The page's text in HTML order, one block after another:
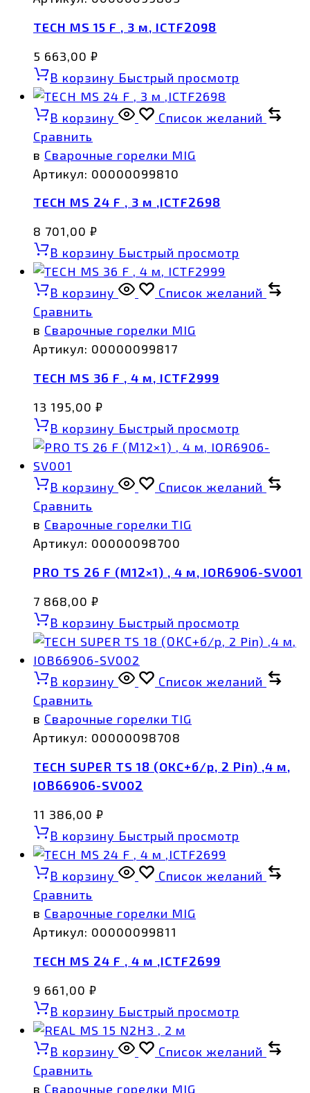
TECH MS 15 F , 3 м, ICTF2098
5 663,00 ₽
В корзину Быстрый просмотр
В корзину
Список желаний
Сравнить
в Сварочные горелки MIG
Артикул: 00000099810
TECH MS 24 F , 3 м ,ICTF2698
8 701,00 ₽
В корзину Быстрый просмотр
В корзину
Список желаний
Сравнить
в Сварочные горелки MIG
Артикул: 00000099817
TECH MS 36 F , 4 м, ICTF2999
13 195,00 ₽
В корзину Быстрый просмотр
В корзину
Список желаний
Сравнить
в Сварочные горелки TIG
Артикул: 00000098700
PRO TS 26 F (М12×1) , 4 м, IOR6906-SV001
7 868,00 ₽
В корзину Быстрый просмотр
В корзину
Список желаний
Сравнить
в Сварочные горелки TIG
Артикул: 00000098708
TECH SUPER TS 18 (ОКС+б/р, 2 Pin) ,4 м,
IOB66906-SV002
11 386,00 ₽
В корзину Быстрый просмотр
В корзину
Список желаний
Сравнить
в Сварочные горелки MIG
Артикул: 00000099811
TECH MS 24 F , 4 м ,ICTF2699
9 661,00 ₽
В корзину Быстрый просмотр
В корзину
Список желаний
Сравнить
в Сварочные горелки MIG